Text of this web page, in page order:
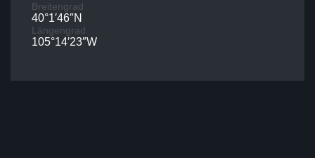
Breitengrad
40°1′46″N
Längengrad
105°14′23″W